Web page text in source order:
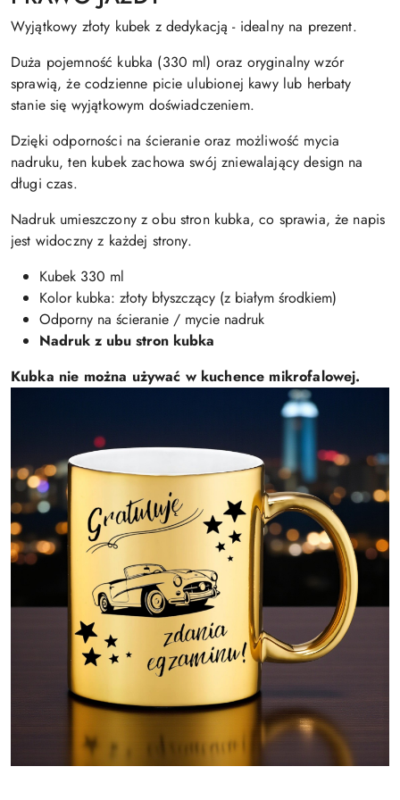
Wyjątkowy złoty kubek z dedykacją - idealny na prezent.
Duża pojemność kubka (330 ml) oraz oryginalny wzór
sprawią, że codzienne picie ulubionej kawy lub herbaty
stanie się wyjątkowym doświadczeniem.
Dzięki odporności na ścieranie oraz możliwość mycia
nadruku, ten kubek zachowa swój zniewalający design na
długi czas.
Nadruk umieszczony z obu stron kubka, co sprawia, że napis
jest widoczny z każdej strony.
Kubek 330 ml
Kolor kubka: złoty błyszczący (z białym środkiem)
Odporny na ścieranie / mycie nadruk
Nadruk z ubu stron kubka
Kubka nie można używać w kuchence mikrofalowej.